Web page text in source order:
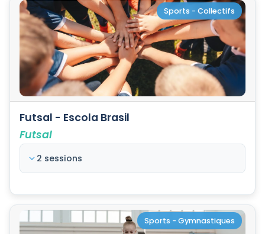
Sports - Collectifs
Futsal - Escola Brasil
Futsal
2 sessions
Sports - Gymnastiques